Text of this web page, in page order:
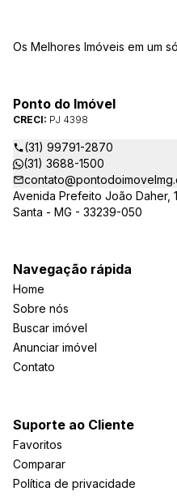
Os Melhores Imóveis em um
Ponto do Imóvel
CRECI: PJ 4398
(31) 99791-2870
(31) 3688-1500
Avenida Prefeito João Daher,
Santa - MG - 33239-050
Navegação rápida
Home
Sobre nós
Buscar imóvel
Anunciar imóvel
Contato
Suporte ao Cliente
Favoritos
Comparar
Política de privacidade